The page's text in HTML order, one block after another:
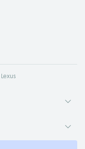
Lexus